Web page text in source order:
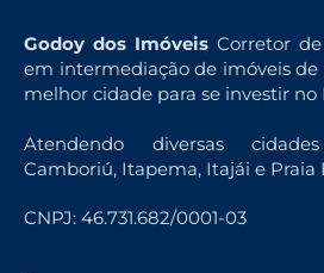
Godoy dos Imóveis Corretor
em intermediação de imóveis de
melhor cidade para se investir no
Atendendo diversas
Camboriú, Itapema, Itajái e Praia
CNPJ: 46.731.682/0001-03